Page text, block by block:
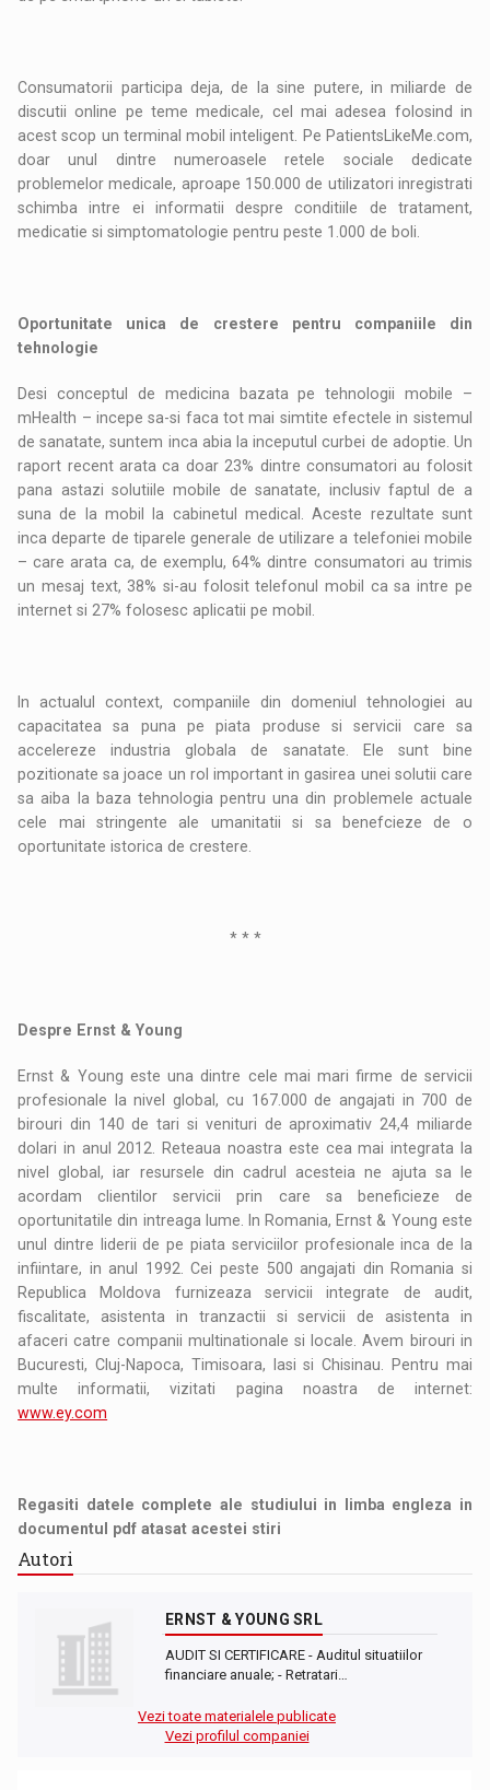
Consumatorii participa deja, de la sine putere, in miliarde de
discutii online pe teme medicale, cel mai adesea folosind in
acest scop un terminal mobil inteligent. Pe PatientsLikeMe.com,
doar unul dintre numeroasele retele sociale dedicate
problemelor medicale, aproape 150.000 de utilizatori inregistrati
schimba intre ei informatii despre conditiile de tratament,
medicatie si simptomatologie pentru peste 1.000 de boli.
Oportunitate unica de crestere pentru companiile din
tehnologie
Desi conceptul de medicina bazata pe tehnologii mobile –
mHealth – incepe sa-si faca tot mai simtite efectele in sistemul
de sanatate, suntem inca abia la inceputul curbei de adoptie. Un
raport recent arata ca doar 23% dintre consumatori au folosit
pana astazi solutiile mobile de sanatate, inclusiv faptul de a
suna de la mobil la cabinetul medical. Aceste rezultate sunt
inca departe de tiparele generale de utilizare a telefoniei mobile
– care arata ca, de exemplu, 64% dintre consumatori au trimis
un mesaj text, 38% si-au folosit telefonul mobil ca sa intre pe
internet si 27% folosesc aplicatii pe mobil.
In actualul context, companiile din domeniul tehnologiei au
capacitatea sa puna pe piata produse si servicii care sa
accelereze industria globala de sanatate. Ele sunt bine
pozitionate sa joace un rol important in gasirea unei solutii care
sa aiba la baza tehnologia pentru una din problemele actuale
cele mai stringente ale umanitatii si sa benefcieze de o
oportunitate istorica de crestere.
* * *
Despre Ernst & Young
Ernst & Young este una dintre cele mai mari firme de servicii
profesionale la nivel global, cu 167.000 de angajati in 700 de
birouri din 140 de tari si venituri de aproximativ 24,4 miliarde
dolari in anul 2012. Reteaua noastra este cea mai integrata la
nivel global, iar resursele din cadrul acesteia ne ajuta sa le
acordam clientilor servicii prin care sa beneficieze de
oportunitatile din intreaga lume. In Romania, Ernst & Young este
unul dintre liderii de pe piata serviciilor profesionale inca de la
infiintare, in anul 1992. Cei peste 500 angajati din Romania si
Republica Moldova furnizeaza servicii integrate de audit,
fiscalitate, asistenta in tranzactii si servicii de asistenta in
afaceri catre companii multinationale si locale. Avem birouri in
Bucuresti, Cluj-Napoca, Timisoara, Iasi si Chisinau. Pentru mai
multe informatii, vizitati pagina noastra de internet:
www.ey.com
Regasiti datele complete ale studiului in limba engleza in
documentul pdf atasat acestei stiri
Autori
ERNST & YOUNG SRL
AUDIT SI CERTIFICARE - Auditul situatiilor
financiare anuale; - Retratari…
Vezi toate materialele publicate
Vezi profilul companiei